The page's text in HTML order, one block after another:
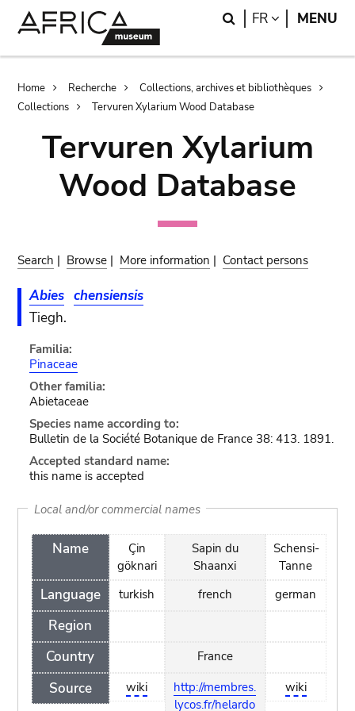
Search
FR LANGUAGE
MENU
Breadcrumb
Home Recherche
Collections, archives et bibliothèques
Collections
Tervuren Xylarium Wood Database
Tervuren Xylarium
Wood Database
Search | Browse | More information | Contact persons
Abies chensiensis
Tiegh.
Familia:
Pinaceae
Other familia:
Abietaceae
Species name according to:
Bulletin de la Société Botanique de France 38: 413. 1891.
Accepted standard name:
this name is accepted
Local and/or commercial names
Name
Language
Region
Country
Source
Çin
göknari
turkish
wiki
Sapin du
Shaanxi
french
France
http://membres.
lycos.fr/helardo
Schensi-
Tanne
german
wiki